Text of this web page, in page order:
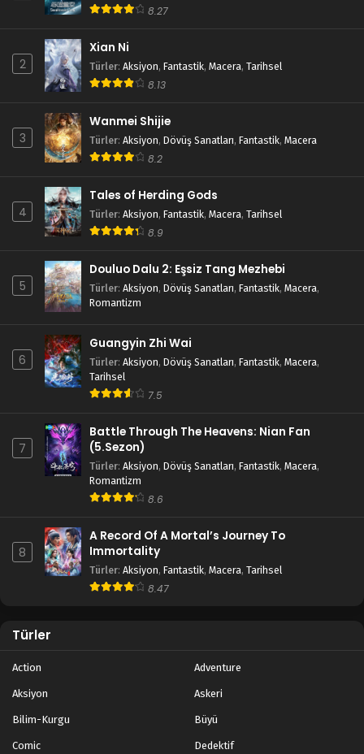
8.27
2
Xian Ni
Türler: Aksiyon, Fantastik, Macera, Tarihsel
8.13
3
Wanmei Shijie
Türler: Aksiyon, Dövüş Sanatları, Fantastik, Macera
8.2
4
Tales of Herding Gods
Türler: Aksiyon, Fantastik, Macera, Tarihsel
8.9
5
Douluo Dalu 2: Eşsiz Tang Mezhebi
Türler: Aksiyon, Dövüş Sanatları, Fantastik, Macera,
Romantizm
6
Guangyin Zhi Wai
Türler: Aksiyon, Dövüş Sanatları, Fantastik, Macera,
Tarihsel
7.5
7
Battle Through The Heavens: Nian Fan
(5.Sezon)
Türler: Aksiyon, Dövüş Sanatları, Fantastik, Macera,
Romantizm
8.6
8
A Record Of A Mortal’s Journey To
Immortality
Türler: Aksiyon, Fantastik, Macera, Tarihsel
8.47
Türler
Action Adventure
Aksiyon Askeri
Bilim-Kurgu Büyü
Comic Dedektif